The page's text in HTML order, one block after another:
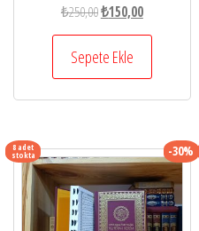
₺250,00Orijinal
fiyat:
₺250,00.
₺150,00Şu
andaki
₺150,00.
Sepete Ekle
8 adet
stokta -30%